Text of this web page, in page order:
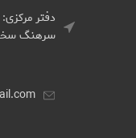
دفتر
سرهنگ